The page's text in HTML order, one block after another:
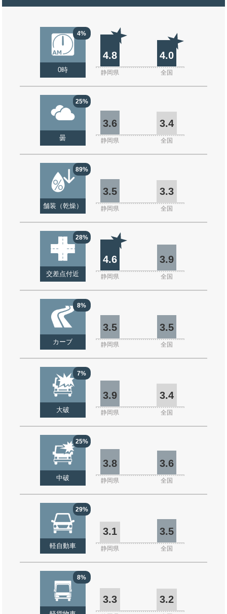
4%
0時
4.8 4.0
静岡県 全国
25%
曇
3.6 3.4
静岡県 全国
89%
舗装（乾燥）
3.5 3.3
静岡県 全国
28%
交差点付近
4.6 3.9
静岡県 全国
8%
カーブ
3.5 3.5
静岡県 全国
7%
大破
3.9 3.4
静岡県 全国
25%
中破
3.8 3.6
静岡県 全国
29%
軽自動車
3.1 3.5
静岡県 全国
8%
3.3 3.2